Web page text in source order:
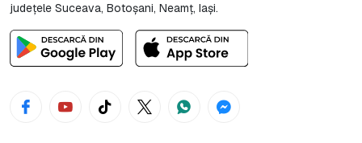
județele Suceava, Botoşani, Neamț, Iași.